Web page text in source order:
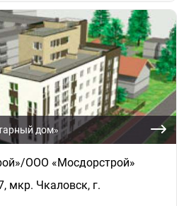
дом»
ООО «Мосдорстрой»
мкр. Чкаловск, г.